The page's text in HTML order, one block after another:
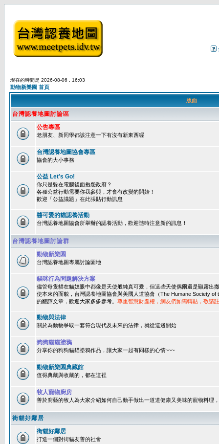
現在的時間是 2026-08-06 , 16:03
動物新樂園 首頁
版面
台灣認養地圖討論區
公告專區
老朋友、新同學都該注意一下有沒有新東西喔
台灣認養地圖協會專區
協會的大小事務
公益 Let's Go!
你只是躲在電腦後面抱怨政府？
各種公益行動需要你我參與，才會有改變的開始！
歡迎「公益議題」在此張貼行動訊息
醬可愛的貓認養活動
台灣認養地圖協會所舉辦的認養活動，歡迎隨時注意新的訊息！
台灣認養地圖討論群
動物新樂園
台灣認養地圖專屬討論園地
貓咪行為問題解決方案
儘管每隻貓在貓奴眼中都像是天使般純真可愛，但這些天使偶爾還是顯露出
使本來的面貌，台灣認養地圖協會與美國人道協會（The Humane Society
的翻譯文章，歡迎大家多多參考。 尊重智慧財產權，網友們如需轉貼，敬請
動物與法律
關於為動物爭取一套符合現代及未來的法律，就從這邊開始
狗狗貓貓塗鴉
分享你的狗狗貓貓塗鴉作品，讓大家一起有同樣的心情~~~
動物新樂園典藏館
值得典藏與收藏的，都在這裡
牧人寵物廚房
善於廚藝的牧人為大家介紹如何自己動手做出一道道健康又美味的寵物料理
街貓好鄰居
街貓好鄰居
打造一個對街貓友善的社會